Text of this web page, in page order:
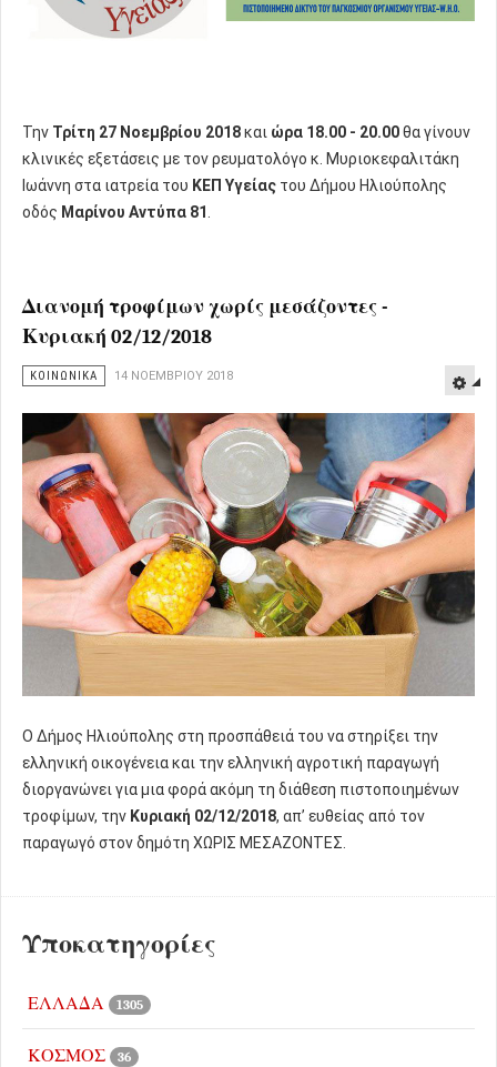
Την Τρίτη 27 Νοεμβρίου 2018και ώρα 18.00 - 20.00θα γίνουν
κλινικές εξετάσεις με τον ρευματολόγο κ. Μυριοκεφαλιτάκη
Ιωάννη στα ιατρεία του ΚΕΠ Υγείας του Δήμου Ηλιούπολης
οδός Μαρίνου Αντύπα 81
Διανομή τροφίμων χωρίς μεσάζοντες -
Κυριακή 02/12/2018
ΚΟΙΝΩΝΙΚΑ 14 ΝΟΕΜΒΡΊΟΥ 2018
Ο Δήμος Ηλιούπολης στη προσπάθειά του να στηρίξει την
ελληνική οικογένεια και την ελληνική αγροτική παραγωγή
διοργανώνει για μια φορά ακόμη τη διάθεση πιστοποιημένων
τροφίμων, την Κυριακή 02/12/2018, απ’ ευθείας από τον
παραγωγό στον δημότη ΧΩΡΙΣ ΜΕΣΑΖΟΝΤΕΣ.
Υποκατηγορίες
ΕΛΛΑΔΑ 1305
ΚΟΣΜΟΣ 36